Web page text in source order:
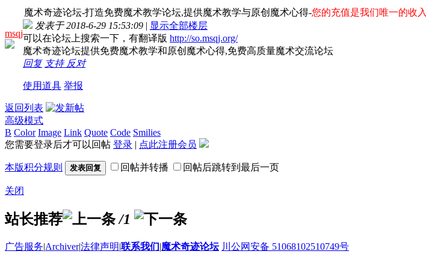
魔术奇迹论坛-打造免费魔术教学论坛,提供魔术教学与原创魔术心得-您的充值是我们唯一的收入
msqj
发表于 2018-6-29 15:53:09 | 显示全部楼层
可以在论坛上搜索一下，有翻译版 http://so.msqj.org/
魔术奇迹论坛提供免费魔术教学和原创魔术心得,免费高质量魔术交流论坛
回复 支持 反对
使用道具 举报
返回列表
高级模式
B Color Image Link Quote Code Smilies
您需要登录后才可以回帖 登录 | 点此注册会员
本版积分规则 发表回复 回帖并转播 回帖后跳转到最后一页
关闭
站长推荐 /1
广告服务|Archiver|法律声明|联系我们|魔术奇迹论坛 川公网安备 51068102510749号